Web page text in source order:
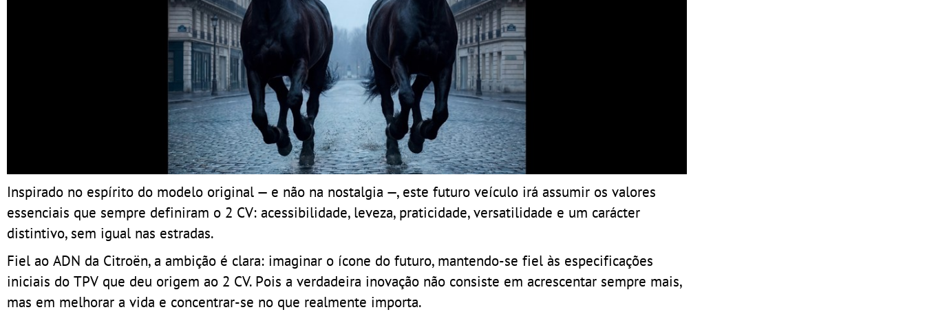
Inspirado no espírito do modelo original — e não na nostalgia —, este futuro veículo irá assumir os valores
essenciais que sempre definiram o 2 CV: acessibilidade, leveza, praticidade, versatilidade e um carácter
distintivo, sem igual nas estradas.
Fiel ao ADN da Citroën, a ambição é clara: imaginar o ícone do futuro, mantendo-se fiel às especificações
iniciais do TPV que deu origem ao 2 CV. Pois a verdadeira inovação não consiste em acrescentar sempre mais,
mas em melhorar a vida e concentrar-se no que realmente importa.